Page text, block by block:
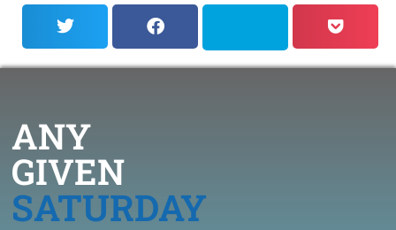
ANY
GIVEN
SATURDAY